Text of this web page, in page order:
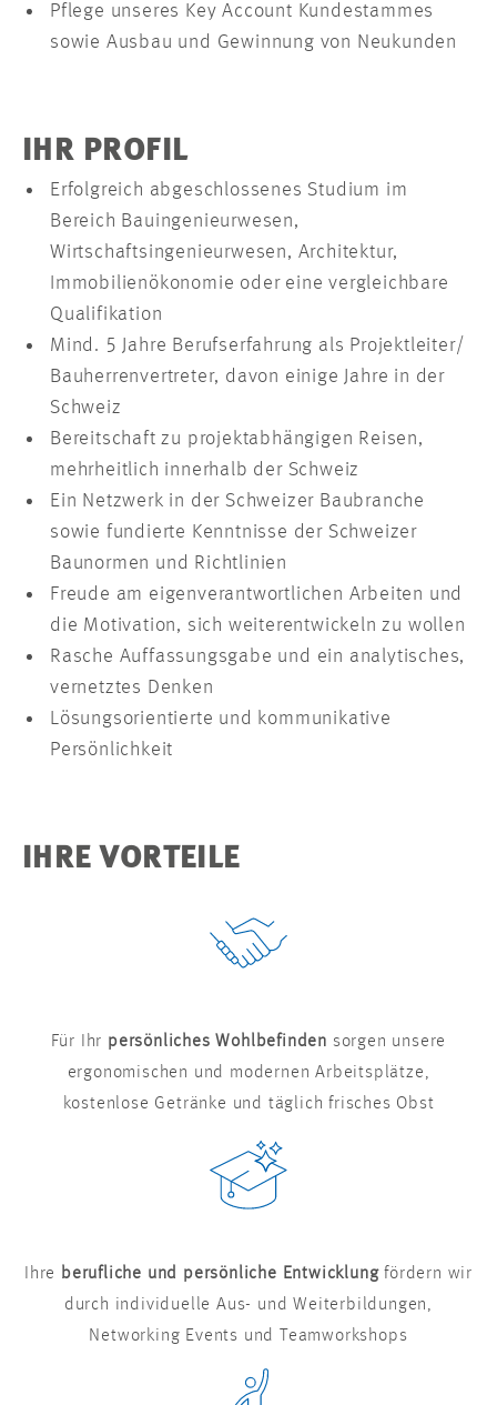
Pflege unseres Key Account Kundestammes
sowie Ausbau und Gewinnung von Neukunden
IHR PROFIL
Erfolgreich abgeschlossenes Studium im
Bereich Bauingenieurwesen,
Wirtschaftsingenieurwesen, Architektur,
Immobilienökonomie oder eine vergleichbare
Qualifikation
Mind. 5 Jahre Berufserfahrung als Projektleiter/
Bauherrenvertreter, davon einige Jahre in der
Schweiz
Bereitschaft zu projektabhängigen Reisen,
mehrheitlich innerhalb der Schweiz
Ein Netzwerk in der Schweizer Baubranche
sowie fundierte Kenntnisse der Schweizer
Baunormen und Richtlinien
Freude am eigenverantwortlichen Arbeiten und
die Motivation, sich weiterentwickeln zu wollen
Rasche Auffassungsgabe und ein analytisches,
vernetztes Denken
Lösungsorientierte und kommunikative
Persönlichkeit
IHRE VORTEILE
Für Ihr persönliches Wohlbefinden sorgen unsere
ergonomischen und modernen Arbeitsplätze,
kostenlose Getränke und täglich frisches Obst
Ihre berufliche und persönliche Entwicklungfördern wir
durch individuelle Aus- und Weiterbildungen,
Networking Events und Teamworkshops